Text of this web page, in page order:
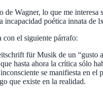
Wagner, lo que me
incapacidad poética innata de
el siguiente párrafo:
für Musik de un “gusto
hasta ahora la crítica sólo
se ma­nifiesta en
que existe en la realidad.